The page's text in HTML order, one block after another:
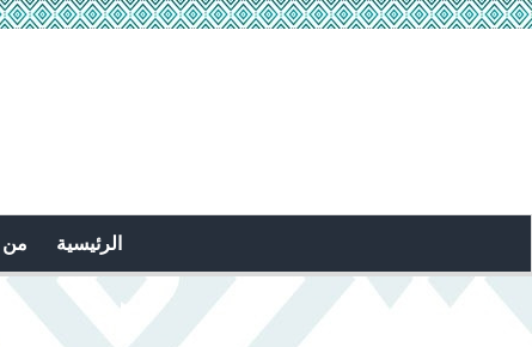
الرئيسية من